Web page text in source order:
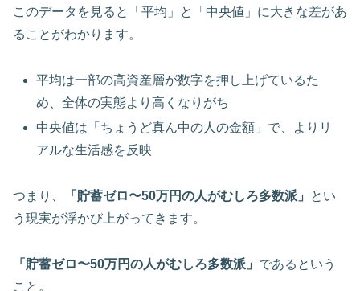
このデータを見ると「平均」と「中央値」に大きな差があ
ることがわかります。
平均は一部の高資産層が数字を押し上げているた
め、全体の実態より高くなりがち
中央値は「ちょうど真ん中の人の金額」で、よりリ
アルな生活感を反映
つまり、 「貯蓄ゼロ〜50万円の人がむしろ多数派」
とい
う現実が浮かび上がってきます。
「貯蓄ゼロ〜50万円の人がむしろ多数派」 であるという
こと。